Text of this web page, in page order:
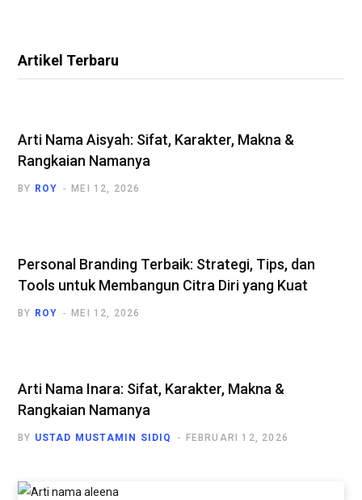
Artikel Terbaru
Arti Nama Aisyah: Sifat, Karakter, Makna &
Rangkaian Namanya
BY ROY MEI 12, 2026
Personal Branding Terbaik: Strategi, Tips, dan
Tools untuk Membangun Citra Diri yang Kuat
BY ROY MEI 12, 2026
Arti Nama Inara: Sifat, Karakter, Makna &
Rangkaian Namanya
BY USTAD MUSTAMIN SIDIQ FEBRUARI 12, 2026